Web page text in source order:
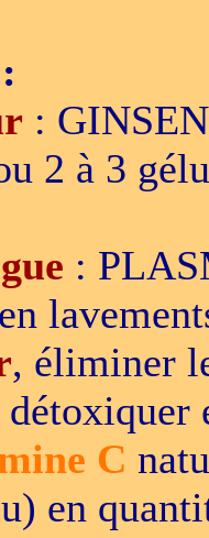
:
:
2 à 3
:
, éliminer
C
en